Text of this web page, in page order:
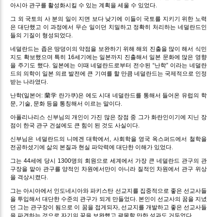
아시아 관구를 활성화시킬 수 있는 계획을 세울 수 있었다.
그 외 국토의 사 분의 일이 지면 보다 낮기에 이들이 국토를 지키기 위한 노력
은 대단했고 이 과정에서 무슨 일이던 치밀하고 정확히 처리하는 네덜란드인
들의 기질이 형성되었다.
네덜란드는 좁은 땅덩이의 약점을 보완하기 위해 해외 진출을 많이 해서 식민
지도 확보했으며 특히 16세기에는 일본까지 진출해서 일본 문화에 많은 영향
을 주기도 했다. 일본에는 이때 네덜란드로부터 전수된 “난학” 이라는 네덜란
드의 의학이 일본 의료 발전에 큰 기여를 할 만큼 네덜란드는 국제적으로 인정
받는 나라였다.
난학(일본어: 蘭学 란가쿠)은 에도 시대 네덜란드를 통해서 들어온 유럽의 학
문, 기술, 문화 등을 통칭해서 이르는 말이다.
아폴리나리스 신부님의 개인이 가진 많은 장점 중 그가 화란인이기에 지닌 장
점이 한국 관구 건설에도 큰 힘이 된 것도 사실이다.
신부님은 네덜란드의 니메겐 대학에서, 사회학을 영국 옥스퍼드에서 철학을
전공하셨기에 삶의 본질과 현실 파악력에 대단한 이해가 있었다.
그는 44세에 당시 1300명의 회원으로 세계에서 가장 큰 네덜란드 관구의 관
구장을 맡아 관구를 양적인 차원에서만이 아니라 질적인 차원에서 관구 위상
을 격상시켰다.
그는 아시아에서 인도네시아와 파키스탄 선교지를 집중적으로 좋은 선교사들
을 투입해서 대단한 수준의 관구가 되게 만들었다. 본인이 선교사의 꿈을 지녔
던 그는 관구장이 됨으로 이 꿈을 접게되자, 선교지를 개발하고 좋은 선교사들
을 파견하는 것으로 자기의 꿈을 보완했고 괄목할 만한 성과도 거두었다.